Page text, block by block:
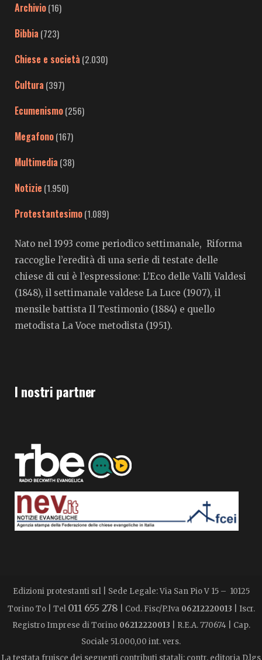
Archivio(16)
Bibbia (723)
Chiese e società (2.030)
Cultura (397)
Ecumenismo(256)
Megafono(167)
Multimedia (38)
Notizie (1.950)
Protestantesimo(1.089)
Nato nel 1993 come periodico settimanale, Riforma
raccoglie l’eredità di una serie di testate delle
chiese di cui è l’espressione: L’Eco delle Valli Valdesi
(1848), il settimanale valdese La Luce (1907), il
mensile battista Il Testimonio (1884) e quello
metodista La Voce metodista (1951).
I nostri partner
Edizioni protestanti srl | Sede Legale: Via San Pio V 15 – 10125
Torino To | Tel 011 655 278 | Cod. Fisc/P.Iva 06212220013 | Iscr.
Registro Imprese di Torino 06212220013 | R.E.A. 770674 | Cap.
Sociale 51.000,00 int. vers.
La testata fruisce dei seguenti contributi statali: contr. editoria D.lgs